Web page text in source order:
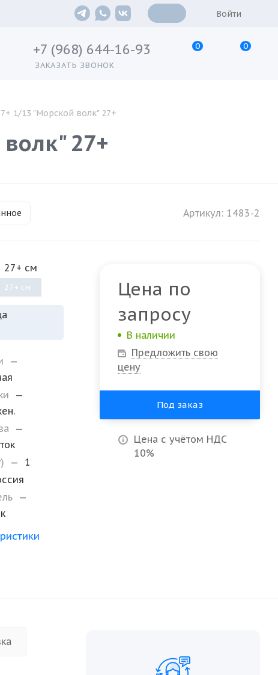
Войти
+7 (968) 644-16-93
ЗАКАЗАТЬ ЗВОНОК
0 0
1/13 "Морской волк" 27+
27+
Артикул: 1483-2
27+ см
27+ см
—
—
—
—
1
—
Цена по
запросу
В наличии
Предложить свою
цену
Под заказ
Цена с учётом НДС
10%